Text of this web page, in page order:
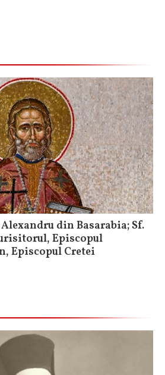
din Basarabia; Sf.
Episcopul
Episcopul Cretei